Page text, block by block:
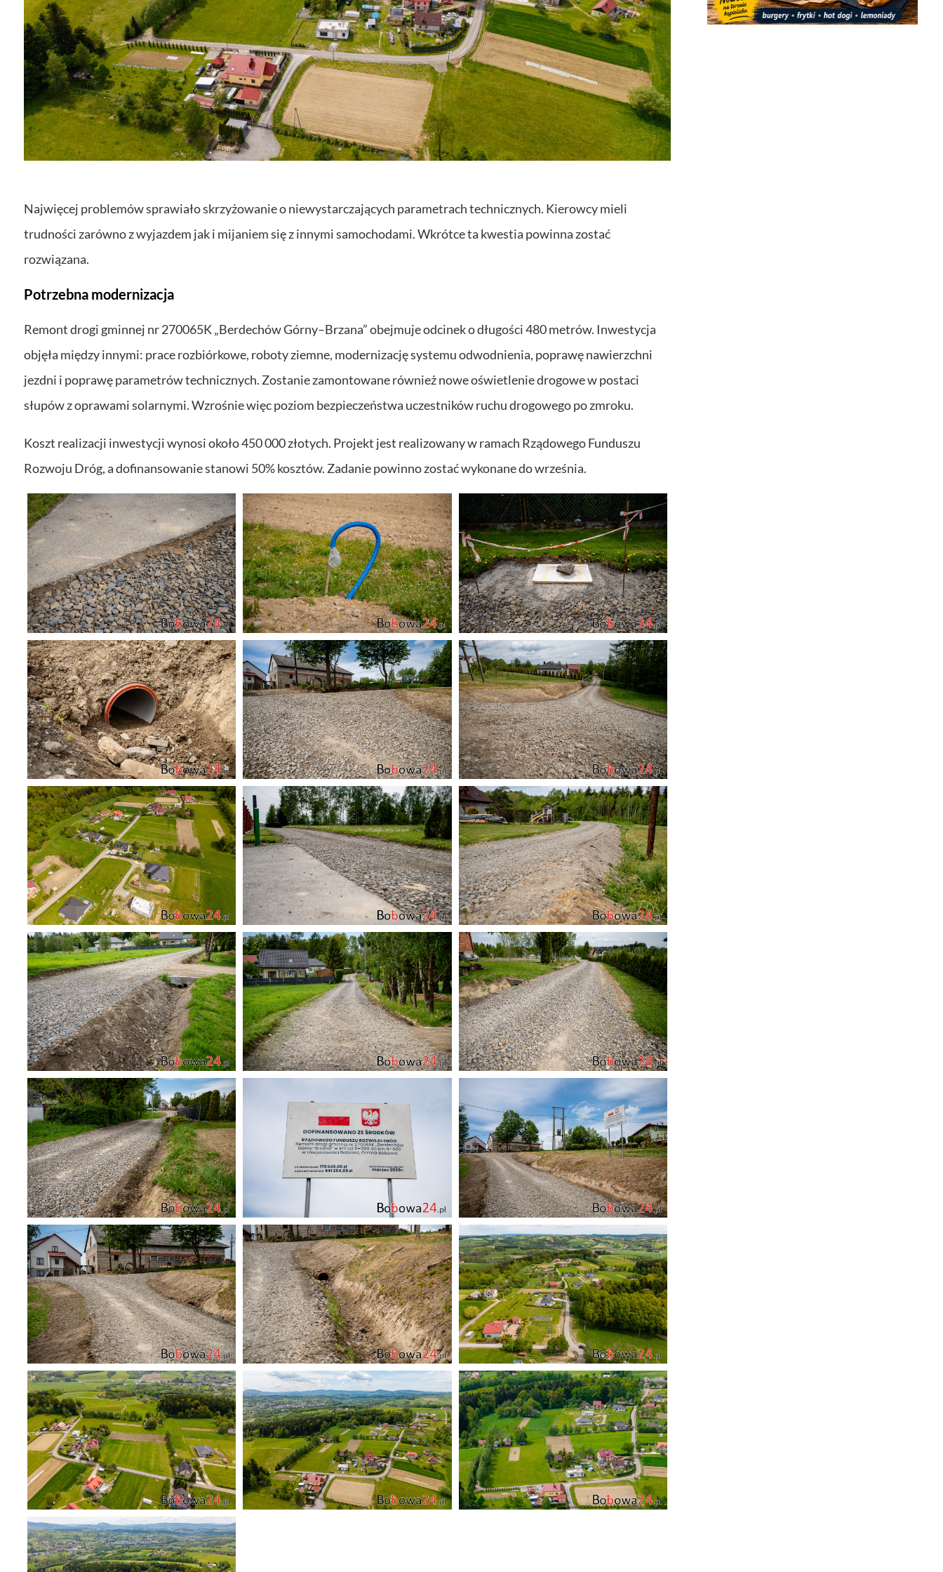
Najwięcej problemów sprawiało skrzyżowanie o niewystarczających parametrach technicznych. Kierowcy mieli
trudności zarówno z wyjazdem jak i mijaniem się z innymi samochodami. Wkrótce ta kwestia powinna zostać
rozwiązana.
Potrzebna modernizacja
Remont drogi gminnej nr 270065K „Berdechów Górny–Brzana” obejmuje odcinek o długości 480 metrów. Inwestycja
objęła między innymi: prace rozbiórkowe, roboty ziemne, modernizację systemu odwodnienia, poprawę nawierzchni
jezdni i poprawę parametrów technicznych. Zostanie zamontowane również nowe oświetlenie drogowe w postaci
słupów z oprawami solarnymi. Wzrośnie więc poziom bezpieczeństwa uczestników ruchu drogowego po zmroku.
Koszt realizacji inwestycji wynosi około 450 000 złotych. Projekt jest realizowany w ramach Rządowego Funduszu
Rozwoju Dróg, a dofinansowanie stanowi 50% kosztów. Zadanie powinno zostać wykonane do września.